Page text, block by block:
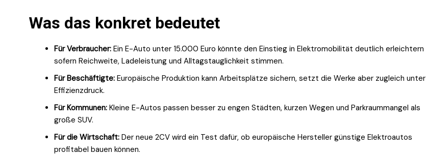
Was das konkret bedeutet
Für Verbraucher: Ein E-Auto unter 15.000 Euro könnte den Einstieg in Elektromobilität deutlich erleichtern
sofern Reichweite, Ladeleistung und Alltagstauglichkeit stimmen.
Für Beschäftigte: Europäische Produktion kann Arbeitsplätze sichern, setzt die Werke aber zugleich unter
Effizienzdruck.
Für Kommunen: Kleine E-Autos passen besser zu engen Städten, kurzen Wegen und Parkraummangel als
große SUV.
Für die Wirtschaft: Der neue 2CV wird ein Test dafür, ob europäische Hersteller günstige Elektroautos
profitabel bauen können.